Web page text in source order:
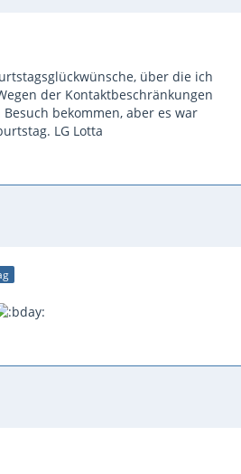
über die ich
der Kontaktbeschränkungen
bekommen, aber es war
LG Lotta